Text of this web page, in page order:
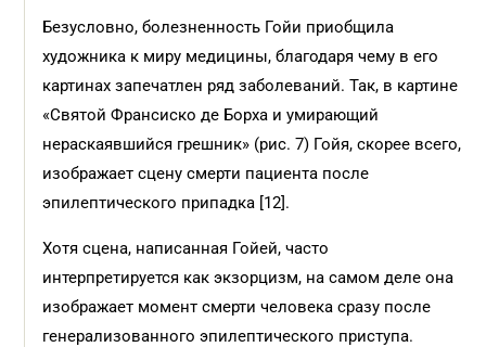
Безусловно, болезненность Гойи приобщила
художника к миру медицины, благодаря чему в его
картинах запечатлен ряд заболеваний. Так, в картине
«Святой Франсиско де Борха и умирающий
нераскаявшийся грешник» (рис. 7) Гойя, скорее всего,
изображает сцену смерти пациента после
эпилептического припадка [12].
Хотя сцена, написанная Гойей, часто
интерпретируется как экзорцизм, на самом деле она
изображает момент смерти человека сразу после
генерализованного эпилептического приступа.